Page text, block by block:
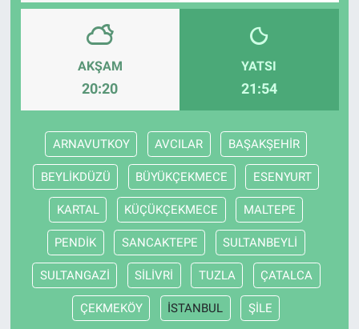
AKŞAM
20:20
YATSI
21:54
ARNAVUTKOY AVCILAR BAŞAKŞEHİR
BEYLİKDÜZÜ BÜYÜKÇEKMECE ESENYURT
KARTAL KÜÇÜKÇEKMECE MALTEPE
PENDİK SANCAKTEPE SULTANBEYLİ
SULTANGAZİ SİLİVRİ TUZLA ÇATALCA
ÇEKMEKÖY İSTANBUL ŞİLE